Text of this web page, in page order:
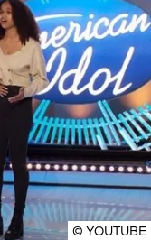
© YOUTUBE